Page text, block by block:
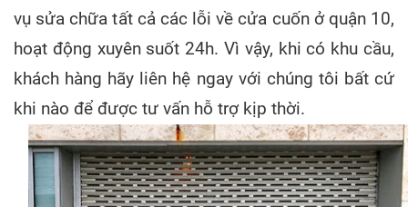
vụ sửa chữa tất cả các lỗi về cửa cuốn ở quận 10,
hoạt động xuyên suốt 24h. Vì vậy, khi có khu cầu,
khách hàng hãy liên hệ ngay với chúng tôi bất cứ
khi nào để được tư vấn hỗ trợ kịp thời.